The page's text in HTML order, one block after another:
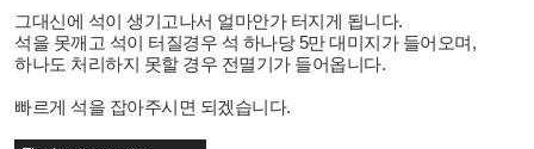
그대신에 석이 생기고나서 얼마안가 터지게 됩니다.
석을 못깨고 석이 터질경우 석 하나당 5만 대미지가 들어오며,
하나도 처리하지 못할 경우 전멸기가 들어옵니다.
빠르게 석을 잡아주시면 되겠습니다.